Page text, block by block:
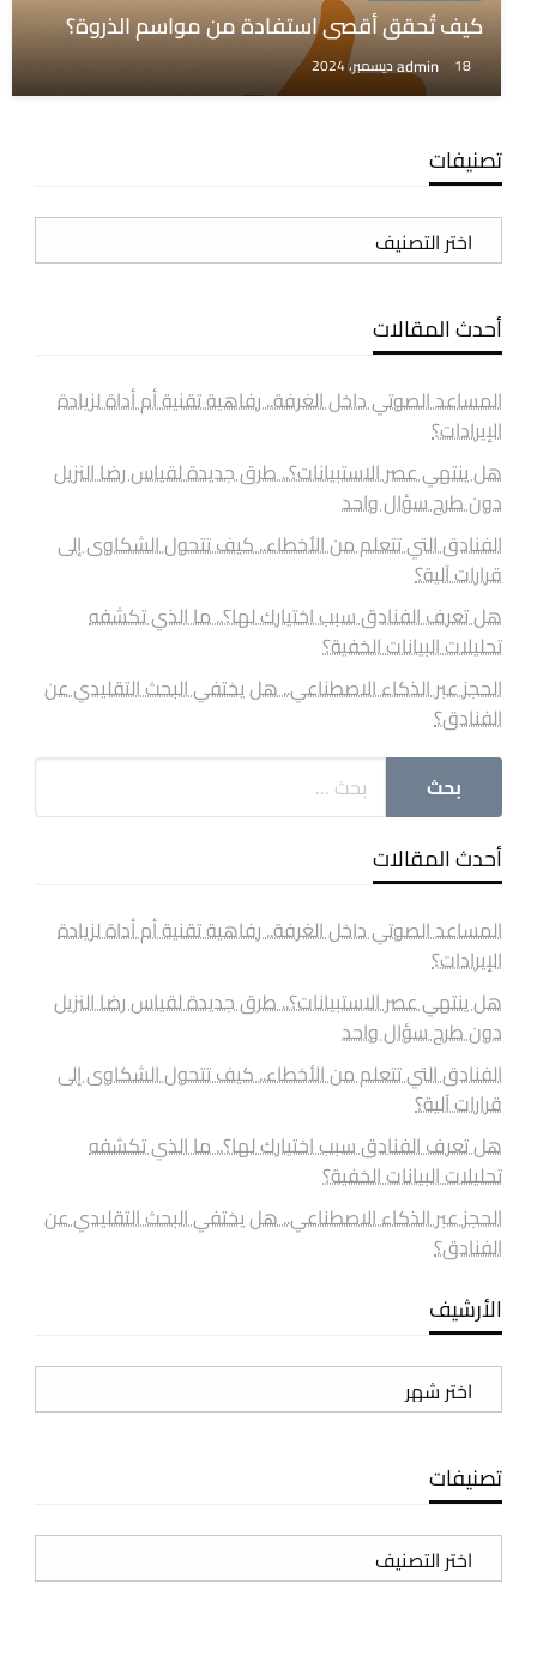
كيف تُحقق أقصى استفادة من مواسم الذروة؟
admin 18 ديسمبر، 2024
تصنيفات
تصنيفات
أحدث المقالات
المساعد الصوتي داخل الغرفة.. رفاهية تقنية أم أداة لزيادة
الإيرادات؟
هل ينتهي عصر الاستبيانات؟.. طرق جديدة لقياس رضا النزيل
دون طرح سؤال واحد
الفنادق التي تتعلم من الأخطاء.. كيف تتحول الشكاوى إلى
قرارات آلية؟
هل تعرف الفنادق سبب اختيارك لها؟.. ما الذي تكشفه
تحليلات البيانات الخفية؟
الحجز عبر الذكاء الاصطناعي.. هل يختفي البحث التقليدي عن
الفنادق؟
أحدث المقالات
المساعد الصوتي داخل الغرفة.. رفاهية تقنية أم أداة لزيادة
الإيرادات؟
هل ينتهي عصر الاستبيانات؟.. طرق جديدة لقياس رضا النزيل
دون طرح سؤال واحد
الفنادق التي تتعلم من الأخطاء.. كيف تتحول الشكاوى إلى
قرارات آلية؟
هل تعرف الفنادق سبب اختيارك لها؟.. ما الذي تكشفه
تحليلات البيانات الخفية؟
الحجز عبر الذكاء الاصطناعي.. هل يختفي البحث التقليدي عن
الفنادق؟
الأرشيف
الأرشيف
تصنيفات
تصنيفات